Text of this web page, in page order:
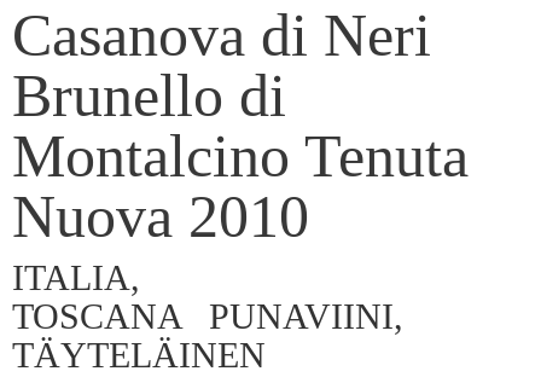
Casanova di Neri
Brunello di
Montalcino Tenuta
Nuova 2010
ITALIA,
TOSCANA
PUNAVIINI,
TÄYTELÄINEN